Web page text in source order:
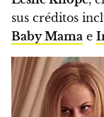
sus créditos
Baby Mama e